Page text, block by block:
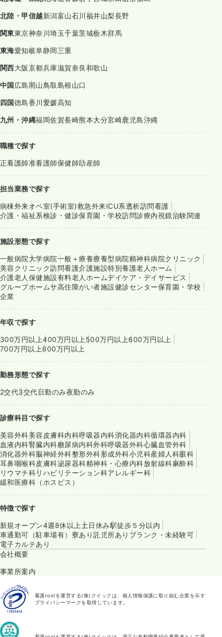
北陸・甲信越新潟富山石川福井山梨長野
関東東京神奈川埼玉千葉茨城栃木群馬
東海愛知岐阜静岡三重
関西大阪京都兵庫滋賀奈良和歌山
中国広島岡山鳥取島根山口
四国徳島香川愛媛高知
九州・沖縄福岡佐賀長崎熊本大分宮崎鹿児島沖縄
職種で探す
正看護師准看護師保健師助産師
担当業務で探す
病棟外来オペ室(手術室)救急外来ICU系透析訪問看護
介護・福祉系検診・健診保育園・学校訪問診療内視鏡治験関連
施設形態で探す
一般病院大学病院一般＋療養療養型病院精神科病院クリニック
美容クリニック訪問看護介護施設特別養護老人ホーム
介護老人保健施設有料老人ホームデイケア・デイサービス
グループホームサ高住障がい者施設健診センター保育園・学校
企業
年収で探す
300万円以上400万円以上 500万円以上600万円以上
700万円以上800万円以上
勤務形態で探す
2交代3交代日勤のみ夜勤のみ
診療科目で探す
美容外科美容皮膚科内科呼吸器内科消化器内科循環器内科
血液内科腎臓内科糖尿病内科外科呼吸器外科心臓血管外科
消化器外科脳神経外科整形外科形成外科小児科産婦人科眼科
耳鼻咽喉科皮膚科泌尿器科精神科・心療内科放射線科麻酔科
リウマチ科リハビリテーション科アレルギー科
緩和医療科（ホスピス）
特徴で探す
新規オープン4週8休以上 土日休み駅徒歩５分以内
車通勤可（駐車場有） 寮あり託児所あり ブランク・未経験可
電子カルテあり
会社概要
事業所案内
看護roo!を運営する(株)クイックは、個人情報保護に取り組む企業を示す
プライバシーマークを取得しています。